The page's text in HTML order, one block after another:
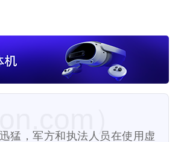
猛，军方和执法人员在使用虚
）